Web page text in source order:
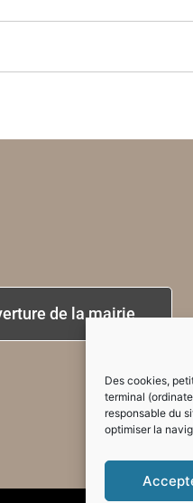
Des cookies,
terminal
responsable du
optimiser la
de la mairie